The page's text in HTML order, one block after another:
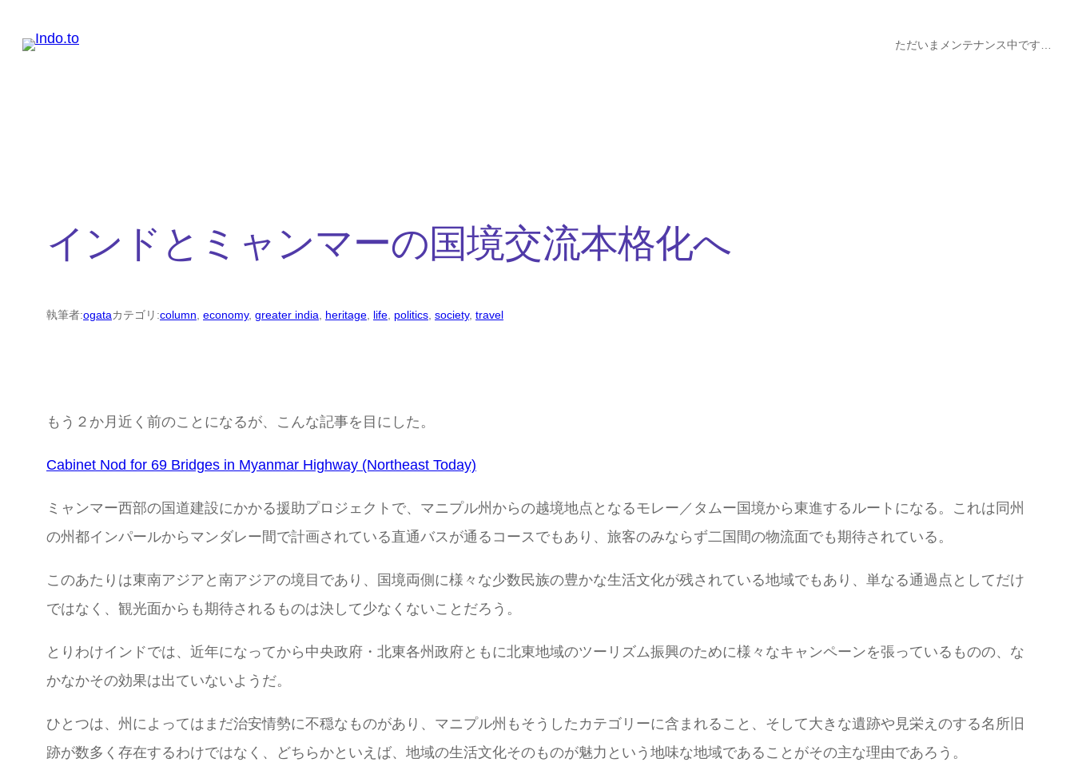
ただいまメンテナンス中です…
インドとミャンマーの国境交流本格化へ
執筆者:ogataカテゴリ:column, economy, greater india, heritage, life, politics, society, travel
もう２か月近く前のことになるが、こんな記事を目にした。
Cabinet Nod for 69 Bridges in Myanmar Highway (Northeast Today)
ミャンマー西部の国道建設にかかる援助プロジェクトで、マニプル州からの越境地点となるモレー／タムー国境から東進するルートになる。これは同州
の州都インパールからマンダレー間で計画されている直通バスが通るコースでもあり、旅客のみならず二国間の物流面でも期待されている。
このあたりは東南アジアと南アジアの境目であり、国境両側に様々な少数民族の豊かな生活文化が残されている地域でもあり、単なる通過点としてだけ
ではなく、観光面からも期待されるものは決して少なくないことだろう。
とりわけインドでは、近年になってから中央政府・北東各州政府ともに北東地域のツーリズム振興のために様々なキャンペーンを張っているものの、な
かなかその効果は出ていないようだ。
ひとつは、州によってはまだ治安情勢に不穏なものがあり、マニプル州もそうしたカテゴリーに含まれること、そして大きな遺跡や見栄えのする名所旧
跡が数多く存在するわけではなく、どちらかといえば、地域の生活文化そのものが魅力という地味な地域であることがその主な理由であろう。